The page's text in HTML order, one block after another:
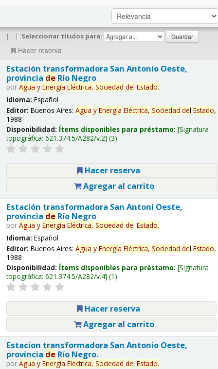
| | Seleccionar títulos para:
Hacer reserva
Estación transformadora San Antonio Oeste,
provincia deRío Negro
por Agua y Energía Eléctrica, Sociedad del Estado.
Idioma: Español
Editor: Buenos Aires: Agua y Energía Eléctrica, Sociedad del Estado,
1988
Disponibilidad: Ítems disponibles para préstamo: Signatura
topográfica: 621.374.5/A282/v.2 (3).
Hacer reserva
Agregar al carrito
Estación transformadora San Antoni Oeste,
provincia deRío Negro
por Agua y Energía Eléctrica, Sociedad del Estado.
Idioma: Español
Editor: Buenos Aires: Agua y Energía Eléctrica, Sociedad del Estado,
1988
Disponibilidad: Ítems disponibles para préstamo: Signatura
topográfica: 621.374.5/A282/v.4 (1).
Hacer reserva
Agregar al carrito
Estacion transformadora San Antonio Oeste,
provincia deRío Negro.
por Agua y Energía Eléctrica, Sociedad del Estado.